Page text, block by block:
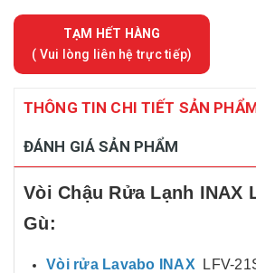
TẠM HẾT HÀNG
( Vui lòng liên hệ trực tiếp)
THÔNG TIN CHI TIẾT SẢN
ĐÁNH GIÁ SẢN PHẨM
Vòi Chậu Rửa Lạnh INAX
Gù:
Vòi rửa Lavabo INAX LFV-